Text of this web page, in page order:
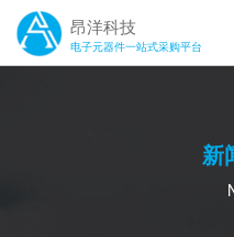
昂洋科技
电子元器件一站式采购平台
新